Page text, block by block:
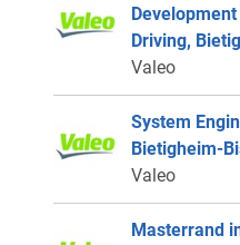
Driving,
Valeo
System
Bietigheim-
Valeo
Masterrand